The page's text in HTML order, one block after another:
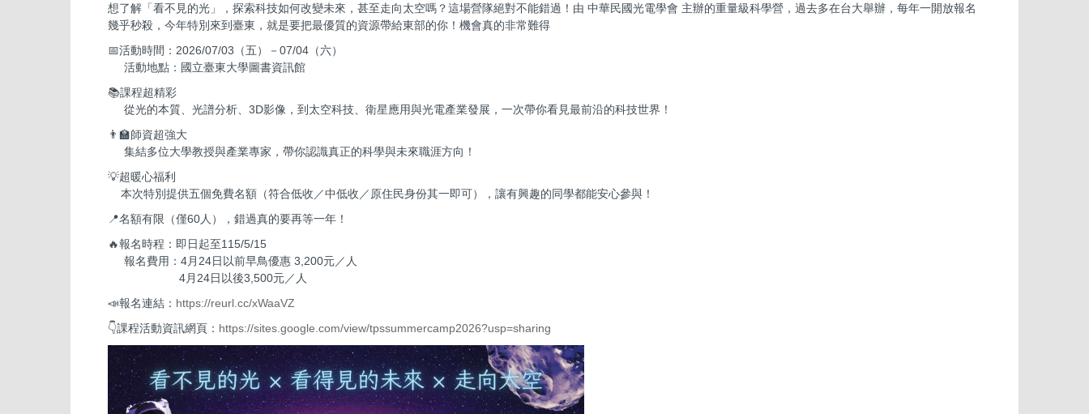
想了解「看不見的光」，探索科技如何改變未來，甚至走向太空嗎？這場營隊絕對不能錯過！由 中華民國光電學會 主辦的重量級科學營，過去多在台大舉辦，每年一開放報名
幾乎秒殺，今年特別來到臺東，就是要把最優質的資源帶給東部的你！機會真的非常難得
📅活動時間：2026/07/03（五）－07/04（六）
活動地點：國立臺東大學圖書資訊館
📚課程超精彩
從光的本質、光譜分析、3D影像，到太空科技、衛星應用與光電產業發展，一次帶你看見最前沿的科技世界！
👨‍🏫師資超強大
集結多位大學教授與產業專家，帶你認識真正的科學與未來職涯方向！
💡超暖心福利
本次特別提供五個免費名額（符合低收／中低收／原住民身份其一即可），讓有興趣的同學都能安心參與！
📍名額有限（僅60人），錯過真的要再等一年！
🔥報名時程：即日起至115/5/15
報名費用：4月24日以前早鳥優惠 3,200元／人
4月24日以後3,500元／人
📣報名連結： https://reurl.cc/xWaaVZ
👇課程活動資訊網頁： https://sites.google.com/view/tpssummercamp2026?usp=sharing